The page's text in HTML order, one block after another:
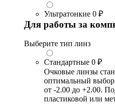
Ультратонкие 0 ₽
Для работы за
Выберите тип линз
Стандартные 0 ₽
Очковые линзы
оптимальный выбор
от -2.00 до +2.00.
пластиковой или